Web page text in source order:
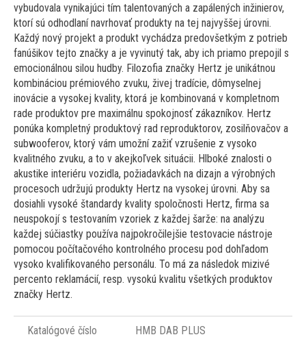
vybudovala vynikajúci tím talentovaných a zapálených inžinierov,
ktorí sú odhodlaní navrhovať produkty na tej najvyššej úrovni.
Každý nový projekt a produkt vychádza predovšetkým z potrieb
fanúšikov tejto značky a je vyvinutý tak, aby ich priamo prepojil s
emocionálnou silou hudby. Filozofia značky Hertz je unikátnou
kombináciou prémiového zvuku, živej tradície, dômyselnej
inovácie a vysokej kvality, ktorá je kombinovaná v kompletnom
rade produktov pre maximálnu spokojnosť zákazníkov. Hertz
ponúka kompletný produktový rad reproduktorov, zosilňovačov a
subwooferov, ktorý vám umožní zažiť vzrušenie z vysoko
kvalitného zvuku, a to v akejkoľvek situácii. Hlboké znalosti o
akustike interiéru vozidla, požiadavkách na dizajn a výrobných
procesoch udržujú produkty Hertz na vysokej úrovni. Aby sa
dosiahli vysoké štandardy kvality spoločnosti Hertz, firma sa
neuspokojí s testovaním vzoriek z každej šarže: na analýzu
každej súčiastky používa najpokročilejšie testovacie nástroje
pomocou počítačového kontrolného procesu pod dohľadom
vysoko kvalifikovaného personálu. To má za následok mizivé
percento reklamácií, resp. vysokú kvalitu všetkých produktov
značky Hertz.
Katalógové číslo HMB DAB PLUS